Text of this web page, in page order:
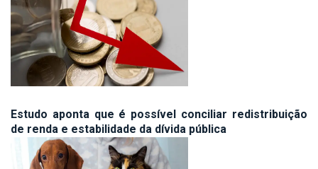
Estudo aponta que é possível conciliar redistribuição
de renda e estabilidade da dívida pública